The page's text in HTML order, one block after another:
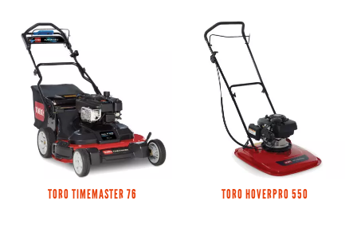
TORO TIMEMASTER 76 TORO HOVERPRO 550